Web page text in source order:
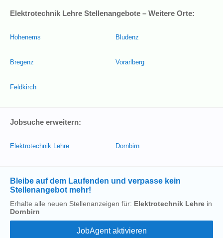
Elektrotechnik Lehre Stellenangebote – Weitere Orte:
Hohenems
Bregenz
Feldkirch
Bludenz
Vorarlberg
Jobsuche erweitern:
Elektrotechnik Lehre Dornbirn
Bleibe auf dem Laufenden und verpasse kein
Stellenangebot mehr!
Erhalte alle neuen Stellenanzeigen für: Elektrotechnik Lehre in
Dornbirn